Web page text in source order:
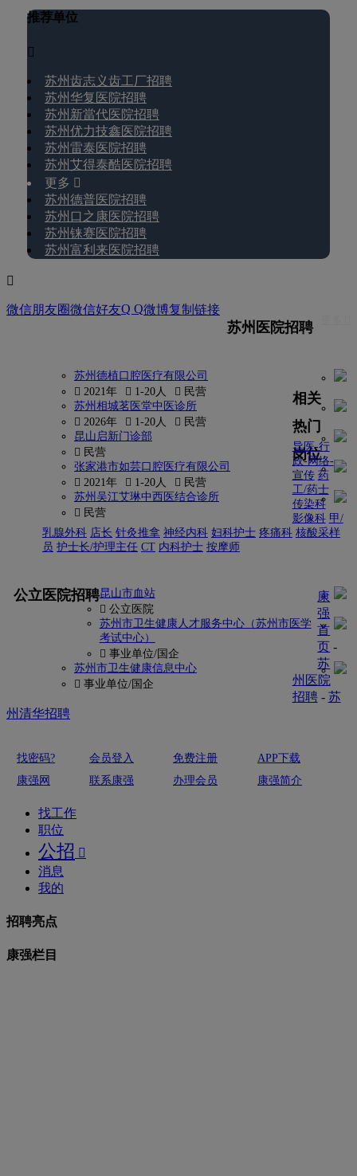
推荐单位

苏州齿志义齿工厂招聘
苏州华复医院招聘
苏州新當代医院招聘
苏州优力技鑫医院招聘
苏州雷泰医院招聘
苏州艾得泰酷医院招聘
更多 
苏州德普医院招聘
苏州口之康医院招聘
苏州铼赛医院招聘
苏州富利来医院招聘

微信朋友圈微信好友Q Q微博复制链接
苏州医院招聘
苏州德植口腔医疗有限公司
 2021年
 1-20人
 民营
苏州相城茗医堂中医诊所
 2026年
 1-20人
 民营
昆山启新门诊部
 民营
张家港市如芸口腔医疗有限公司
 2021年
 1-20人
 民营
苏州吴江艾琳中西医结合诊所
 民营
相关
热门
岗位
导医-行
政-网络-
宣传 药
工/药士
传染科
影像科 甲/
乳腺外科 店长 针灸推拿 神经内科 妇科护士 疼痛科 核酸采样
员 护士长/护理主任 CT 内科护士 按摩师
公立医院招聘昆山市血站
 公立医院
苏州市卫生健康人才服务中心（苏州市医学
考试中心）
 事业单位/国企
苏州市卫生健康信息中心
 事业单位/国企
康
强
首
页 -
苏
州医院
招聘- 苏
州清华招聘
找密码? 会员登入 免费注册
APP下载
康强网
联系康强 办理会员 康强简介
找工作
职位
公招 
消息
我的
招聘亮点
康强栏目